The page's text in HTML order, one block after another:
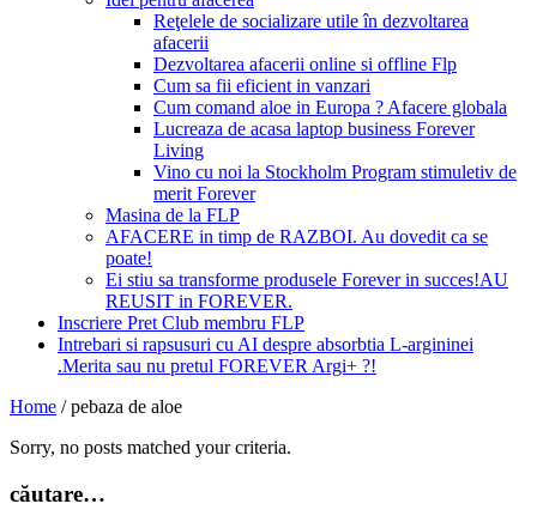
Reţelele de socializare utile în dezvoltarea
afacerii
Dezvoltarea afacerii online si offline Flp
Cum sa fii eficient in vanzari
Cum comand aloe in Europa ? Afacere globala
Lucreaza de acasa laptop business Forever
Living
Vino cu noi la Stockholm Program stimuletiv de
merit Forever
Masina de la FLP
AFACERE in timp de RAZBOI. Au dovedit ca se
poate!
Ei stiu sa transforme produsele Forever in succes!AU
REUSIT in FOREVER.
Inscriere Pret Club membru FLP
Intrebari si rapsusuri cu AI despre absorbtia L-argininei
.Merita sau nu pretul FOREVER Argi+ ?!
Home / pebaza de aloe
Sorry, no posts matched your criteria.
căutare…